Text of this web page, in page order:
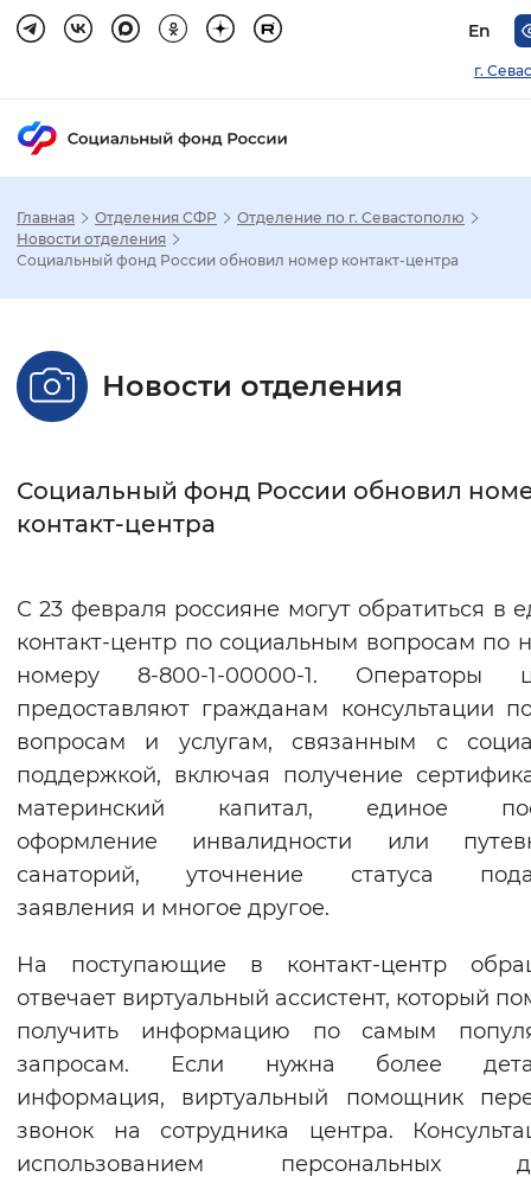
En
г.
Настройка режима отображения
Стандартный Увеличенный
Нормальный Увеличенный
Цвет сайта
Синий фон
Изображения
Включены Выключены
Воспроизвести Остановить
Вернуть стандартные настройки
Главная Отделения СФР
Отделение по г. Севастополю
Новости отделения
Социальный фонд России обновил номер контакт-центра
Новости отделения
Социальный фонд России обновил
контакт-центра
С 23 февраля россияне могут обратиться в
контакт-центр по социальным вопросам по
номеру 8-800-1-00000-1. Операторы
предоставляют гражданам консультации
вопросам и услугам, связанным с
поддержкой, включая получение
материнский капитал, единое
оформление инвалидности или
санаторий, уточнение статуса
заявления и многое другое.
На поступающие в контакт-центр
отвечает виртуальный ассистент, который
получить информацию по самым
запросам. Если нужна более
информация, виртуальный помощник
звонок на сотрудника центра.
использованием персональных